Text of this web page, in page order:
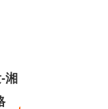
湘